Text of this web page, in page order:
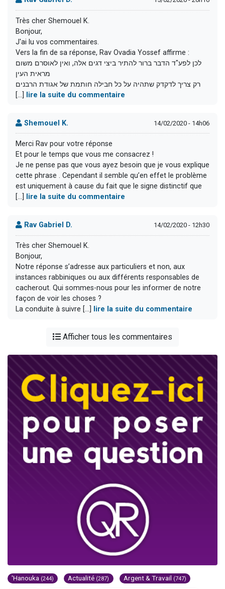
Très cher Shemouel K.
Bonjour,
J'ai lu vos commentaires.
Vers la fin de sa réponse, Rav Ovadia Yossef affirme :
לכן לפע"ד הדבר ברור להתיר ביצי דגים אלה, ואין לאוסרם משום
מראית העין
רק צריך לדקדק שתהיה על כל חבילה חותמת של אגודת הרבנים
[...]
lire la suite du commentaire
Shemouel K. 14/02/2020 - 14h06
Merci Rav pour votre réponse
Et pour le temps que vous me consacrez !
Je ne pense pas que vous ayez besoin que je vous explique
cette phrase . Cependant il semble qu’en effet le problème
est uniquement à cause du fait que le signe distinctif que
[...]
lire la suite du commentaire
Rav Gabriel D. 14/02/2020 - 12h30
Très cher Shemouel K.
Bonjour,
Notre réponse s’adresse aux particuliers et non, aux
instances rabbiniques ou aux différents responsables de
cacherout. Qui sommes-nous pour les informer de notre
façon de voir les choses ?
La conduite à suivre [...]
lire la suite du commentaire
Afficher tous les commentaires
'Hanouka (244) Actualité (287) Argent & Travail (747)